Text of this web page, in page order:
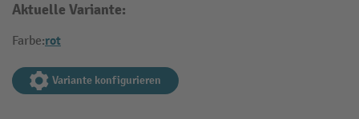
Aktuelle Variante:
Farbe:rot
Variante konfigurieren